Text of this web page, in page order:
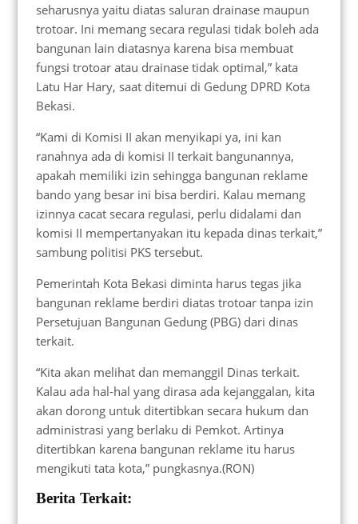
seharusnya yaitu diatas saluran drainase maupun
trotoar. Ini memang secara regulasi tidak boleh ada
bangunan lain diatasnya karena bisa membuat
fungsi trotoar atau drainase tidak optimal,” kata
Latu Har Hary, saat ditemui di Gedung DPRD Kota
Bekasi.
“Kami di Komisi II akan menyikapi ya, ini kan
ranahnya ada di komisi II terkait bangunannya,
apakah memiliki izin sehingga bangunan reklame
bando yang besar ini bisa berdiri. Kalau memang
izinnya cacat secara regulasi, perlu didalami dan
komisi II mempertanyakan itu kepada dinas terkait,”
sambung politisi PKS tersebut.
Pemerintah Kota Bekasi diminta harus tegas jika
bangunan reklame berdiri diatas trotoar tanpa izin
Persetujuan Bangunan Gedung (PBG) dari dinas
terkait.
“Kita akan melihat dan memanggil Dinas terkait.
Kalau ada hal-hal yang dirasa ada kejanggalan, kita
akan dorong untuk ditertibkan secara hukum dan
administrasi yang berlaku di Pemkot. Artinya
ditertibkan karena bangunan reklame itu harus
mengikuti tata kota,” pungkasnya.(RON)
Berita Terkait: